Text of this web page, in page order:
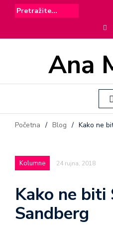
Ana
Početna / Blog / Kako ne
Kolumne 24 rujna, 2018
Kako ne biti
Sandberg